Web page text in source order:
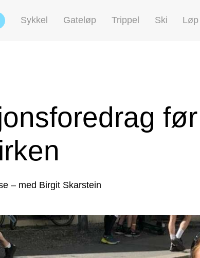
Sykkel Gateløp Trippel Ski Løp
– med Birgit Skarstein